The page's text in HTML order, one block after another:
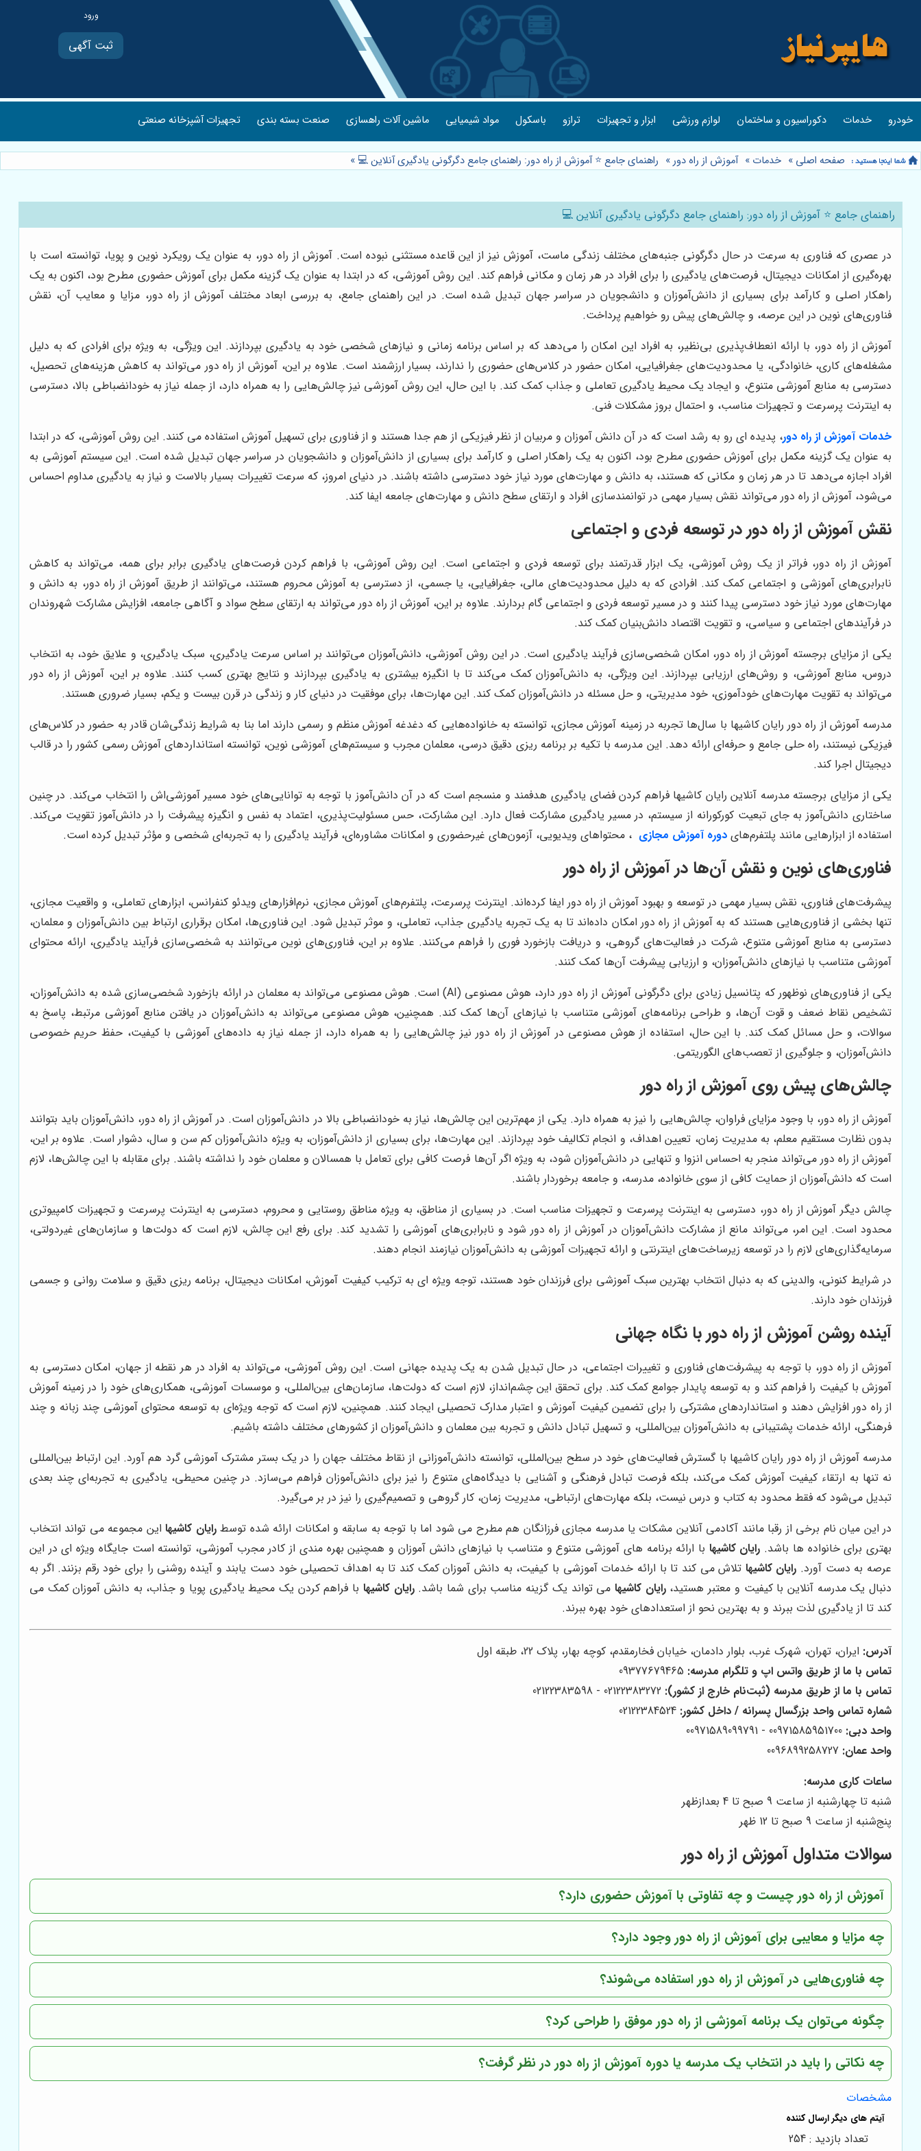
ثبت آگهی
خودرو خدمات دکوراسیون و ساختمان لوازم ورزشی ابزار و تجهیزات ترازو باسکول مواد شیمیایی ماشین آلات راهسازی صنعت بسته بندی تجهیزات آشپزخانه صنعتی
صفحه اصلی » خدمات » آموزش از راه دور» راهنمای جامع ⭐️ آموزش از راه دور: راهنمای جامع دگرگونی یادگیری آنلاین 💻 »
راهنمای جامع ⭐️ آموزش از راه دور: راهنمای جامع دگرگونی یادگیری آنلاین 💻
در عصری که فناوری به سرعت در حال دگرگونی جنبه‌های مختلف زندگی ماست، آموزش نیز از این قاعده مستثنی نبوده است. آموزش از راه دور، به عنوان یک رویکرد نوین و پویا، توانسته است با
بهره‌گیری از امکانات دیجیتال، فرصت‌های یادگیری را برای افراد در هر زمان و مکانی فراهم کند. این روش آموزشی، که در ابتدا به عنوان یک گزینه مکمل برای آموزش حضوری مطرح بود، اکنون به یک
راهکار اصلی و کارآمد برای بسیاری از دانش‌آموزان و دانشجویان در سراسر جهان تبدیل شده است. در این راهنمای جامع، به بررسی ابعاد مختلف آموزش از راه دور، مزایا و معایب آن، نقش
فناوری‌های نوین در این عرصه، و چالش‌های پیش رو خواهیم پرداخت.
آموزش از راه دور، با ارائه انعطاف‌پذیری بی‌نظیر، به افراد این امکان را می‌دهد که بر اساس برنامه زمانی و نیازهای شخصی خود به یادگیری بپردازند. این ویژگی، به ویژه برای افرادی که به دلیل
مشغله‌های کاری، خانوادگی، یا محدودیت‌های جغرافیایی، امکان حضور در کلاس‌های حضوری را ندارند، بسیار ارزشمند است. علاوه بر این، آموزش از راه دور می‌تواند به کاهش هزینه‌های تحصیل،
دسترسی به منابع آموزشی متنوع، و ایجاد یک محیط یادگیری تعاملی و جذاب کمک کند. با این حال، این روش آموزشی نیز چالش‌هایی را به همراه دارد، از جمله نیاز به خودانضباطی بالا، دسترسی
به اینترنت پرسرعت و تجهیزات مناسب، و احتمال بروز مشکلات فنی.
خدمات آموزش از راه دور، پدیده ای رو به رشد است که در آن دانش آموزان و مربیان از نظر فیزیکی از هم جدا هستند و از فناوری برای تسهیل آموزش استفاده می کنند. این روش آموزشی، که در ابتدا
به عنوان یک گزینه مکمل برای آموزش حضوری مطرح بود، اکنون به یک راهکار اصلی و کارآمد برای بسیاری از دانش‌آموزان و دانشجویان در سراسر جهان تبدیل شده است. این سیستم آموزشی به
افراد اجازه می‌دهد تا در هر زمان و مکانی که هستند، به دانش و مهارت‌های مورد نیاز خود دسترسی داشته باشند. در دنیای امروز، که سرعت تغییرات بسیار بالاست و نیاز به یادگیری مداوم احساس
می‌شود، آموزش از راه دور می‌تواند نقش بسیار مهمی در توانمندسازی افراد و ارتقای سطح دانش و مهارت‌های جامعه ایفا کند.
نقش آموزش از راه دور در توسعه فردی و اجتماعی
آموزش از راه دور، فراتر از یک روش آموزشی، یک ابزار قدرتمند برای توسعه فردی و اجتماعی است. این روش آموزشی، با فراهم کردن فرصت‌های یادگیری برابر برای همه، می‌تواند به کاهش
نابرابری‌های آموزشی و اجتماعی کمک کند. افرادی که به دلیل محدودیت‌های مالی، جغرافیایی، یا جسمی، از دسترسی به آموزش محروم هستند، می‌توانند از طریق آموزش از راه دور، به دانش و
مهارت‌های مورد نیاز خود دسترسی پیدا کنند و در مسیر توسعه فردی و اجتماعی گام بردارند. علاوه بر این، آموزش از راه دور می‌تواند به ارتقای سطح سواد و آگاهی جامعه، افزایش مشارکت شهروندان
در فرآیندهای اجتماعی و سیاسی، و تقویت اقتصاد دانش‌بنیان کمک کند.
یکی از مزایای برجسته آموزش از راه دور، امکان شخصی‌سازی فرآیند یادگیری است. در این روش آموزشی، دانش‌آموزان می‌توانند بر اساس سرعت یادگیری، سبک یادگیری، و علایق خود، به انتخاب
دروس، منابع آموزشی، و روش‌های ارزیابی بپردازند. این ویژگی، به دانش‌آموزان کمک می‌کند تا با انگیزه بیشتری به یادگیری بپردازند و نتایج بهتری کسب کنند. علاوه بر این، آموزش از راه دور
می‌تواند به تقویت مهارت‌های خودآموزی، خود مدیریتی، و حل مسئله در دانش‌آموزان کمک کند. این مهارت‌ها، برای موفقیت در دنیای کار و زندگی در قرن بیست و یکم، بسیار ضروری هستند.
مدرسه آموزش از راه دور رایان کاشیها با سال‌ها تجربه در زمینه آموزش مجازی، توانسته به خانواده‌هایی که دغدغه آموزش منظم و رسمی دارند اما بنا به شرایط زندگی‌شان قادر به حضور در کلاس‌های
فیزیکی نیستند، راه حلی جامع و حرفه‌ای ارائه دهد. این مدرسه با تکیه بر برنامه ریزی دقیق درسی، معلمان مجرب و سیستم‌های آموزشی نوین، توانسته استانداردهای آموزش رسمی کشور را در قالب
دیجیتال اجرا کند.
یکی از مزایای برجسته مدرسه آنلاین رایان کاشیها فراهم کردن فضای یادگیری هدفمند و منسجم است که در آن دانش‌آموز با توجه به توانایی‌های خود مسیر آموزشی‌اش را انتخاب می‌کند. در چنین
ساختاری دانش‌آموز به جای تبعیت کورکورانه از سیستم، در مسیر یادگیری مشارکت فعال دارد. این مشارکت، حس مسئولیت‌پذیری، اعتماد به نفس و انگیزه پیشرفت را در دانش‌آموز تقویت می‌کند.
استفاده از ابزارهایی مانند پلتفرم‌های دوره آموزش مجازی ، محتواهای ویدیویی، آزمون‌های غیرحضوری و امکانات مشاوره‌ای، فرآیند یادگیری را به تجربه‌ای شخصی و مؤثر تبدیل کرده است.
فناوری‌های نوین و نقش آن‌ها در آموزش از راه دور
پیشرفت‌های فناوری، نقش بسیار مهمی در توسعه و بهبود آموزش از راه دور ایفا کرده‌اند. اینترنت پرسرعت، پلتفرم‌های آموزش مجازی، نرم‌افزارهای ویدئو کنفرانس، ابزارهای تعاملی، و واقعیت مجازی،
تنها بخشی از فناوری‌هایی هستند که به آموزش از راه دور امکان داده‌اند تا به یک تجربه یادگیری جذاب، تعاملی، و موثر تبدیل شود. این فناوری‌ها، امکان برقراری ارتباط بین دانش‌آموزان و معلمان،
دسترسی به منابع آموزشی متنوع، شرکت در فعالیت‌های گروهی، و دریافت بازخورد فوری را فراهم می‌کنند. علاوه بر این، فناوری‌های نوین می‌توانند به شخصی‌سازی فرآیند یادگیری، ارائه محتوای
آموزشی متناسب با نیازهای دانش‌آموزان، و ارزیابی پیشرفت آن‌ها کمک کنند.
یکی از فناوری‌های نوظهور که پتانسیل زیادی برای دگرگونی آموزش از راه دور دارد، هوش مصنوعی (AI) است. هوش مصنوعی می‌تواند به معلمان در ارائه بازخورد شخصی‌سازی شده به دانش‌آموزان،
تشخیص نقاط ضعف و قوت آن‌ها، و طراحی برنامه‌های آموزشی متناسب با نیازهای آن‌ها کمک کند. همچنین، هوش مصنوعی می‌تواند به دانش‌آموزان در یافتن منابع آموزشی مرتبط، پاسخ به
سوالات، و حل مسائل کمک کند. با این حال، استفاده از هوش مصنوعی در آموزش از راه دور نیز چالش‌هایی را به همراه دارد، از جمله نیاز به داده‌های آموزشی با کیفیت، حفظ حریم خصوصی
دانش‌آموزان، و جلوگیری از تعصب‌های الگوریتمی.
چالش‌های پیش روی آموزش از راه دور
آموزش از راه دور، با وجود مزایای فراوان، چالش‌هایی را نیز به همراه دارد. یکی از مهم‌ترین این چالش‌ها، نیاز به خودانضباطی بالا در دانش‌آموزان است. در آموزش از راه دور، دانش‌آموزان باید بتوانند
بدون نظارت مستقیم معلم، به مدیریت زمان، تعیین اهداف، و انجام تکالیف خود بپردازند. این مهارت‌ها، برای بسیاری از دانش‌آموزان، به ویژه دانش‌آموزان کم سن و سال، دشوار است. علاوه بر این،
آموزش از راه دور می‌تواند منجر به احساس انزوا و تنهایی در دانش‌آموزان شود، به ویژه اگر آن‌ها فرصت کافی برای تعامل با همسالان و معلمان خود را نداشته باشند. برای مقابله با این چالش‌ها، لازم
است که دانش‌آموزان از حمایت کافی از سوی خانواده، مدرسه، و جامعه برخوردار باشند.
چالش دیگر آموزش از راه دور، دسترسی به اینترنت پرسرعت و تجهیزات مناسب است. در بسیاری از مناطق، به ویژه مناطق روستایی و محروم، دسترسی به اینترنت پرسرعت و تجهیزات کامپیوتری
محدود است. این امر، می‌تواند مانع از مشارکت دانش‌آموزان در آموزش از راه دور شود و نابرابری‌های آموزشی را تشدید کند. برای رفع این چالش، لازم است که دولت‌ها و سازمان‌های غیردولتی،
سرمایه‌گذاری‌های لازم را در توسعه زیرساخت‌های اینترنتی و ارائه تجهیزات آموزشی به دانش‌آموزان نیازمند انجام دهند.
در شرایط کنونی، والدینی که به دنبال انتخاب بهترین سبک آموزشی برای فرزندان خود هستند، توجه ویژه ای به ترکیب کیفیت آموزش، امکانات دیجیتال، برنامه ریزی دقیق و سلامت روانی و جسمی
فرزندان خود دارند.
آینده روشن آموزش از راه دور با نگاه جهانی
آموزش از راه دور، با توجه به پیشرفت‌های فناوری و تغییرات اجتماعی، در حال تبدیل شدن به یک پدیده جهانی است. این روش آموزشی، می‌تواند به افراد در هر نقطه از جهان، امکان دسترسی به
آموزش با کیفیت را فراهم کند و به توسعه پایدار جوامع کمک کند. برای تحقق این چشم‌انداز، لازم است که دولت‌ها، سازمان‌های بین‌المللی، و موسسات آموزشی، همکاری‌های خود را در زمینه آموزش
از راه دور افزایش دهند و استانداردهای مشترکی را برای تضمین کیفیت آموزش و اعتبار مدارک تحصیلی ایجاد کنند. همچنین، لازم است که توجه ویژه‌ای به توسعه محتوای آموزشی چند زبانه و چند
فرهنگی، ارائه خدمات پشتیبانی به دانش‌آموزان بین‌المللی، و تسهیل تبادل دانش و تجربه بین معلمان و دانش‌آموزان از کشورهای مختلف داشته باشیم.
مدرسه آموزش از راه دور رایان کاشیها با گسترش فعالیت‌های خود در سطح بین‌المللی، توانسته دانش‌آموزانی از نقاط مختلف جهان را در یک بستر مشترک آموزشی گرد هم آورد. این ارتباط بین‌المللی
نه تنها به ارتقاء کیفیت آموزش کمک می‌کند، بلکه فرصت تبادل فرهنگی و آشنایی با دیدگاه‌های متنوع را نیز برای دانش‌آموزان فراهم می‌سازد. در چنین محیطی، یادگیری به تجربه‌ای چند بعدی
تبدیل می‌شود که فقط محدود به کتاب و درس نیست، بلکه مهارت‌های ارتباطی، مدیریت زمان، کار گروهی و تصمیم‌گیری را نیز در بر می‌گیرد.
در این میان نام برخی از رقبا مانند آکادمی آنلاین مشکات یا مدرسه مجازی فرزانگان هم مطرح می شود اما با توجه به سابقه و امکانات ارائه شده توسطرایان کاشیهااین مجموعه می تواند انتخاب
بهتری برای خانواده ها باشد. رایان کاشیها با ارائه برنامه های آموزشی متنوع و متناسب با نیازهای دانش آموزان و همچنین بهره مندی از کادر مجرب آموزشی، توانسته است جایگاه ویژه ای در این
عرصه به دست آورد. رایان کاشیها تلاش می کند تا با ارائه خدمات آموزشی با کیفیت، به دانش آموزان کمک کند تا به اهداف تحصیلی خود دست یابند و آینده روشنی را برای خود رقم بزنند. اگر به
دنبال یک مدرسه آنلاین با کیفیت و معتبر هستید،رایان کاشیها می تواند یک گزینه مناسب برای شما باشد.رایان کاشیها با فراهم کردن یک محیط یادگیری پویا و جذاب، به دانش آموزان کمک می
کند تا از یادگیری لذت ببرند و به بهترین نحو از استعدادهای خود بهره ببرند.
آدرس: ایران، تهران، شهرک غرب، بلوار دادمان، خیابان فخارمقدم، کوچه بهار، پلاک 22، طبقه اول
تماس با ما از طریق واتس اپ و تلگرام مدرسه:
تماس با ما از طریق مدرسه (ثبت‌نام خارج از کشور):
شماره تماس واحد بزرگسال پسرانه / داخل کشور:
واحد دبی:
واحد عمان:
ساعات کاری مدرسه:
شنبه تا چهارشنبه از ساعت 9 صبح تا 4 بعدازظهر
پنج‌شنبه از ساعت 9 صبح تا 12 ظهر
سوالات متداول آموزش از راه دور
آموزش از راه دور چیست و چه تفاوتی با آموزش حضوری دارد؟
چه مزایا و معایبی برای آموزش از راه دور وجود دارد؟
چه فناوری‌هایی در آموزش از راه دور استفاده می‌شوند؟
چگونه می‌توان یک برنامه آموزشی از راه دور موفق را طراحی کرد؟
چه نکاتی را باید در انتخاب یک مدرسه یا دوره آموزش از راه دور در نظر گرفت؟
مشخصات
تعداد بازدید : 254